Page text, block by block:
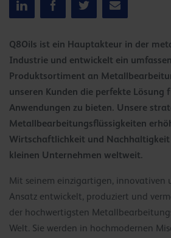
Q8Oils ist ein Hauptakteur in der
Industrie und entwickelt ein
Produktsortiment an
unseren Kunden die perfekte Lösung
Anwendungen zu bieten. Unsere
Metallbearbeitungsflüssigkeiten
Wirtschaftlichkeit und
kleinen Unternehmen weltweit.
Mit seinem einzigartigen, innovativen
Ansatz entwickelt, produziert und
der hochwertigsten
Welt. Sie werden in hochmodernen